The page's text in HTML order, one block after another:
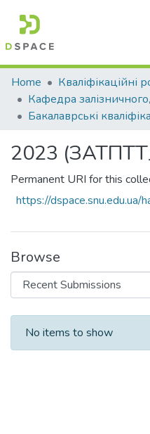
Communities & Collections
All of DSpace
Home
2023
Permanent URI for this
https://
Browse
Recent Submissions
No items to show